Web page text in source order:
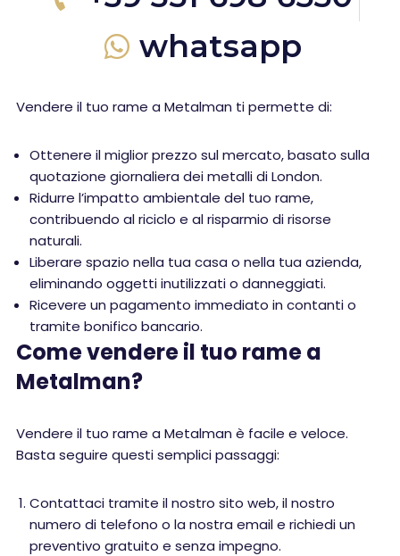
whatsapp
Vendere il tuo rame a Metalman ti permette di:
Ottenere il miglior prezzo sul mercato, basato sulla
quotazione giornaliera dei metalli di London.
Ridurre l’impatto ambientale del tuo rame,
contribuendo al riciclo e al risparmio di risorse
naturali.
Liberare spazio nella tua casa o nella tua azienda,
eliminando oggetti inutilizzati o danneggiati.
Ricevere un pagamento immediato in contanti o
tramite bonifico bancario.
Come vendere il tuo rame a
Metalman?
Vendere il tuo rame a Metalman è facile e veloce.
Basta seguire questi semplici passaggi:
Contattaci tramite il nostro sito web, il nostro
numero di telefono o la nostra email e richiedi un
preventivo gratuito e senza impegno.